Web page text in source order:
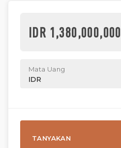
IDR 1,380,000,000
Mata Uang
IDR
TANYAKAN